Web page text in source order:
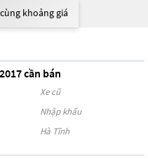
khoảng giá
cần bán
Xe cũ
Nhập khẩu
Hà Tĩnh